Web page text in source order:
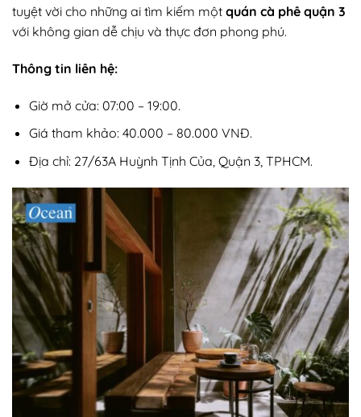
tuyệt vời cho những ai tìm kiếm một quán cà phê quận 3
với không gian dễ chịu và thực đơn phong phú.
Thông tin liên hệ:
Giờ mở cửa: 07:00 – 19:00.
Giá tham khảo: 40.000 – 80.000 VNĐ.
Địa chỉ: 27/63A Huỳnh Tịnh Của, Quận 3, TPHCM.